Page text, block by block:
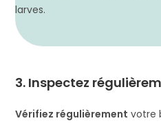
larves.
3. Inspectez
Vérifiez régulièrement votre